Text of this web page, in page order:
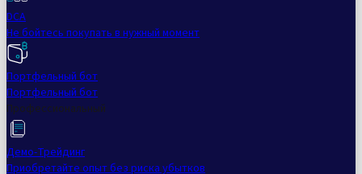
DCA
Не бойтесь покупать в нужный момент
Портфельный бот
Портфельный бот
Профессиональный
Демо-Трейдинг
Приобретайте опыт без риска убытков